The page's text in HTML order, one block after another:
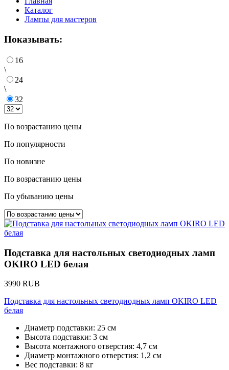
Каталог
Лампы для мастеров
Показывать:
16
\
24
\
32
По возрастанию цены
По популярности
По новизне
По возрастанию цены
По убыванию цены
Подставка для настольных светодиодных ламп
OKIRO LED белая
3990 RUB
Подставка для настольных светодиодных ламп OKIRO LED
белая
Диаметр подставки: 25 см
Высота подставки: 3 см
Высота монтажного отверстия: 4,7 см
Диаметр монтажного отверстия: 1,2 см
Вес подставки: 8 кг